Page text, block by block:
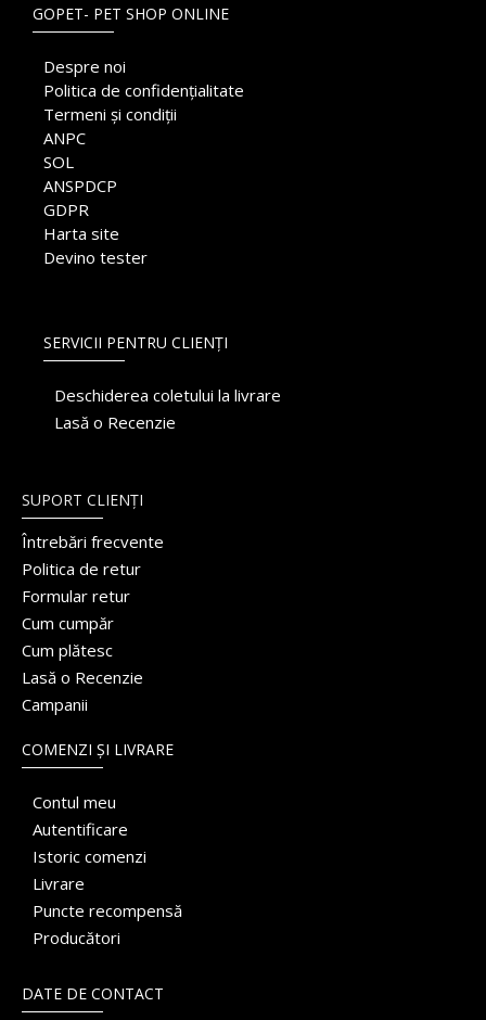
GOPET- PET SHOP ONLINE
Despre noi
Politica de confidențialitate
Termeni și condiții
ANPC
SOL
ANSPDCP
GDPR
Harta site
Devino tester
SERVICII PENTRU CLIENȚI
Deschiderea coletului la livrare
Lasă o Recenzie
SUPORT CLIENȚI
Întrebări frecvente
Politica de retur
Formular retur
Cum cumpăr
Cum plătesc
Lasă o Recenzie
Campanii
COMENZI ȘI LIVRARE
Contul meu
Autentificare
Istoric comenzi
Livrare
Puncte recompensă
Producători
DATE DE CONTACT